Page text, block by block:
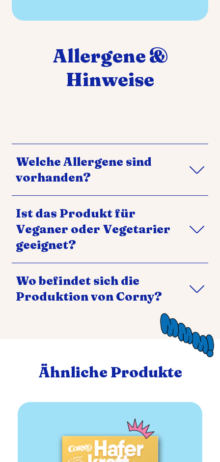
Allergene &
Hinweise
Welche Allergene sind
vorhanden?
Ist das Produkt für
Veganer oder Vegetarier
geeignet?
Wo befindet sich die
Produktion von Corny?
Ähnliche Produkte